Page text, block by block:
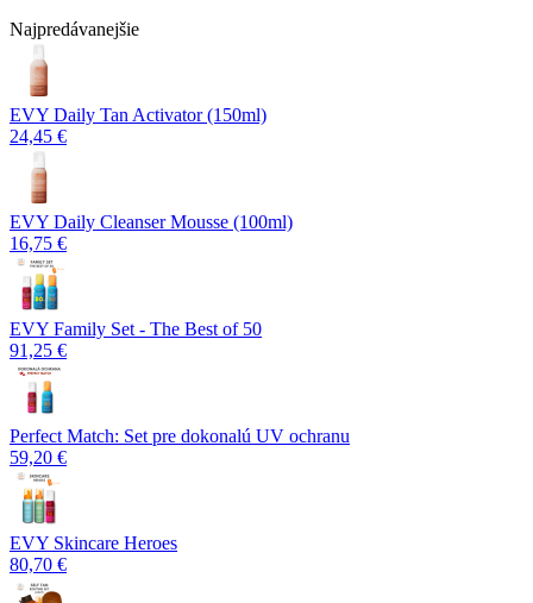
Najpredávanejšie
EVY Daily Tan Activator (150ml)
24,45 €
EVY Daily Cleanser Mousse (100ml)
16,75 €
EVY Family Set - The Best of 50
91,25 €
Perfect Match: Set pre dokonalú UV ochranu
59,20 €
EVY Skincare Heroes
80,70 €